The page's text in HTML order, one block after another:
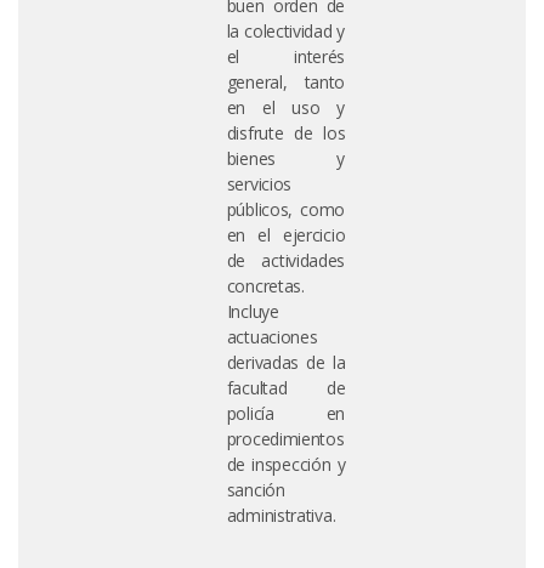
buen orden de
la colectividad y
el interés
general, tanto
en el uso y
disfrute de los
bienes y
servicios
públicos, como
en el ejercicio
de actividades
concretas.
Incluye
actuaciones
derivadas de la
facultad de
policía en
procedimientos
de inspección y
sanción
administrativa.